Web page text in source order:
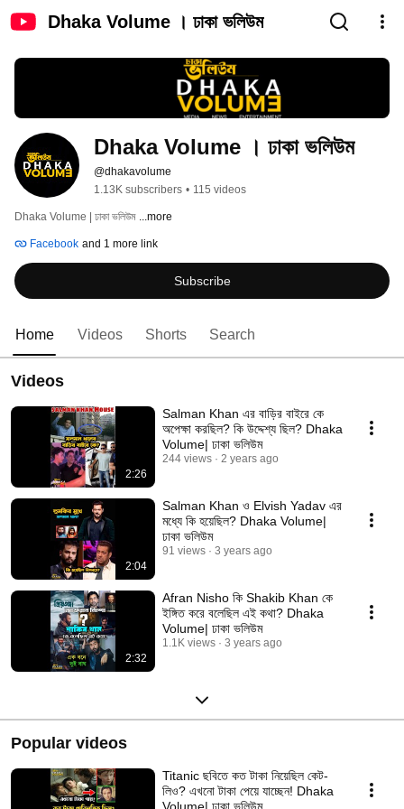
Dhaka Volume । ঢাকা ভলিউম
Dhaka Volume । ঢাকা ভলিউম
@dhakavolume
1.13K subscribers • 115 videos
Dhaka Volume | ঢাকা ভলিউম ...more
Facebook and 1 more link
Subscribe
Home Videos Shorts Search
Videos
2:26
Salman Khan এর বাড়ির বাইরে কে
অপেক্ষা করছিল? কি উদ্দেশ্য ছিল? Dhaka
Volume| ঢাকা ভলিউম
244 views 2 years ago
2:04
Salman Khan ও Elvish Yadav এর
মধ্যে কি হয়েছিল? Dhaka Volume|
ঢাকা ভলিউম
91 views 3 years ago
2:32
Afran Nisho কি Shakib Khan কে
ইঙ্গিত করে বলেছিল এই কথা? Dhaka
Volume| ঢাকা ভলিউম
1.1K views 3 years ago
Popular videos
Titanic ছবিতে কত টাকা নিয়েছিল কেট-
লিও? এখনো টাকা পেয়ে যাচ্ছেন! Dhaka